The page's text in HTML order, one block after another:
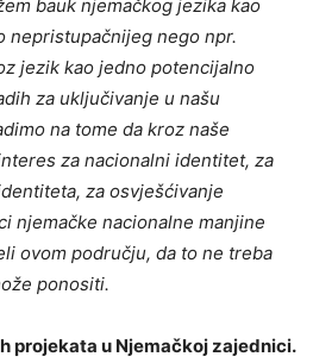
bauk njemačkog jezika kao
nepristupačnijeg nego npr.
jezik kao jedno potencijalno
za uključivanje u našu
na tome da kroz naše
za nacionalni identitet, za
za osvješćivanje
njemačke nacionalne manjine
ovom području, da to ne treba
ponositi.
projekata u Njemačkoj zajednici.